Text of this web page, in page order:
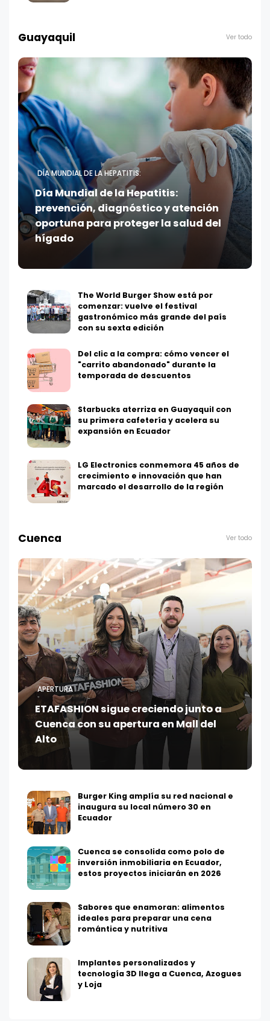
Guayaquil Ver todo
DÍA MUNDIAL DE LA HEPATITIS:
Día Mundial de la Hepatitis:
prevención, diagnóstico y atención
oportuna para proteger la salud del
hígado
The World Burger Show está por
comenzar: vuelve el festival
gastronómico más grande del país
con su sexta edición
Del clic a la compra: cómo vencer el
"carrito abandonado" durante la
temporada de descuentos
Starbucks aterriza en Guayaquil con
su primera cafetería y acelera su
expansión en Ecuador
LG Electronics conmemora 45 años de
crecimiento e innovación que han
marcado el desarrollo de la región
Cuenca Ver todo
APERTURA
ETAFASHION sigue creciendo junto a
Cuenca con su apertura en Mall del
Alto
Burger King amplía su red nacional e
inaugura su local número 30 en
Ecuador
Cuenca se consolida como polo de
inversión inmobiliaria en Ecuador,
estos proyectos iniciarán en 2026
Sabores que enamoran: alimentos
ideales para preparar una cena
romántica y nutritiva
Implantes personalizados y
tecnología 3D llega a Cuenca, Azogues
y Loja